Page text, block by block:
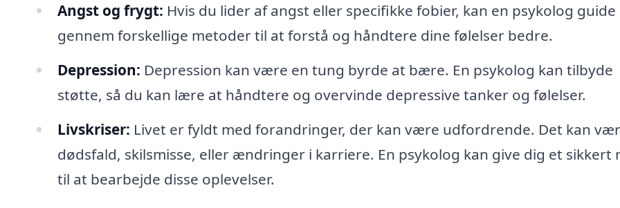
Angst og frygt: Hvis du lider af angst eller specifikke fobier, kan en psykolog guide
gennem forskellige metoder til at forstå og håndtere dine følelser bedre.
Depression: Depression kan være en tung byrde at bære. En psykolog kan tilbyde
støtte, så du kan lære at håndtere og overvinde depressive tanker og følelser.
Livskriser: Livet er fyldt med forandringer, der kan være udfordrende. Det kan
dødsfald, skilsmisse, eller ændringer i karriere. En psykolog kan give dig et sikkert
til at bearbejde disse oplevelser.